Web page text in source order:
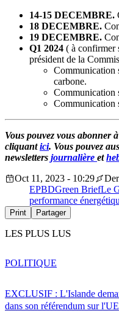
14-15 DECEMBRE.
18 DECEMBRE.
19 DECEMBRE.
Q1 2024 ( à confirmer
président de la
Communication
carbone.
Communication
Communication
Vous pouvez vous abonner
cliquantici. Vous pouvez
newsletters journalière et
Oct 11, 2023 - 10:29
EPBDGreen BriefLe
performance
Print Partager
LES PLUS LUS
EXCLUSIF : L'Islande
dans son référendum sur l'UE
POLITIQUE